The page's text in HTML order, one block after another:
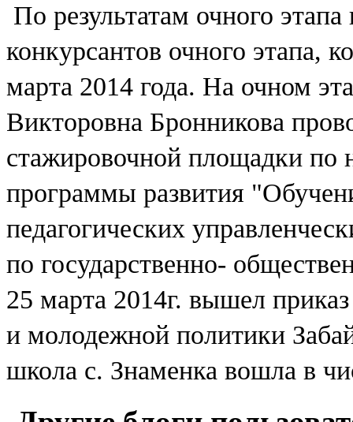
По результатам очного
конкурсантов очного этапа,
марта 2014 года. На очном
Викторовна Бронникова
стажировочной площадки по
программы развития
педагогических
по государственно-
25 марта 2014г. вышел
и молодежной политики
школа с. Знаменка вошла в